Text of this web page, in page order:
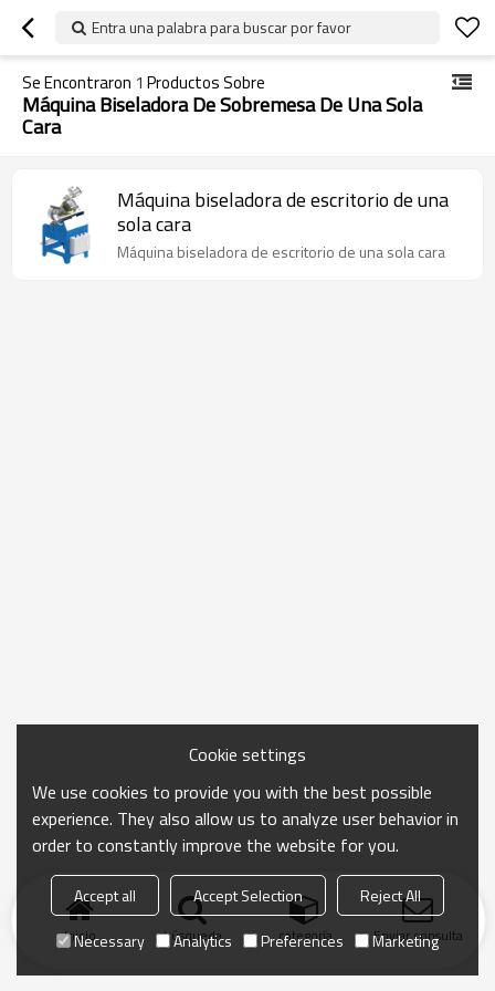
Entra una palabra para buscar por favor
Se Encontraron 1 Productos Sobre
Máquina Biseladora De Sobremesa De Una Sola
Cara
Máquina biseladora de escritorio de una
sola cara
Máquina biseladora de escritorio de una sola cara
Inicio búsqueda categoría Enviar consulta
Cookie settings
We use cookies to provide you with the best possible
experience. They also allow us to analyze user behavior in
order to constantly improve the website for you.
Accept all Accept Selection
Reject All
Necessary
Analytics Preferences Marketing